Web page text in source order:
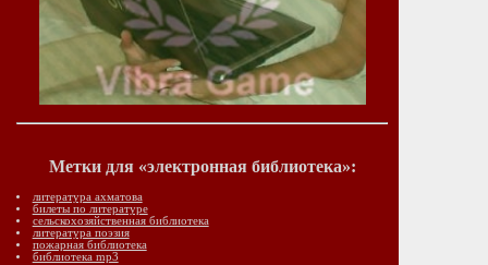
Метки для «электронная библиотека»:
литература ахматова
билеты по литературе
сельскохозяйственная библиотека
литература поэзия
пожарная библиотека
библиотека mp3